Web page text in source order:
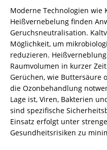
Moderne Technologien wie
Heißvernebelung finden
Geruchsneutralisation.
Möglichkeit, um
reduzieren.
Raumvolumen in kurzer
Gerüchen, wie Buttersäure
die Ozonbehandlung
Lage ist, Viren, Bakterien
sind spezifische
Einsatz erfolgt unter
Gesundheitsrisiken zu